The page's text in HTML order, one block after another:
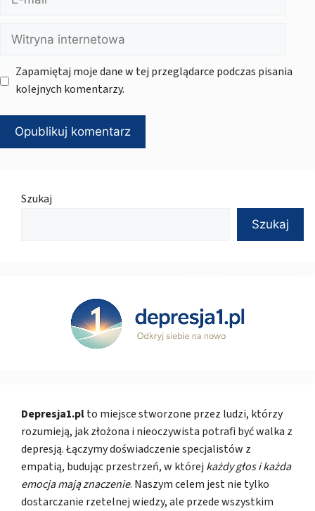
mail
Witryna
internetowa
Zapamiętaj moje dane w tej przeglądarce podczas pisania
kolejnych komentarzy.
Szukaj
Szukaj
Depresja1.plto miejsce stworzone przez ludzi, którzy
rozumieją, jak złożona i nieoczywista potrafi być walka z
depresją. Łączymy doświadczenie specjalistów z
empatią, budując przestrzeń, w której każdy głos i każda
emocja mają znaczenie. Naszym celem jest nie tylko
dostarczanie rzetelnej wiedzy, ale przede wszystkim